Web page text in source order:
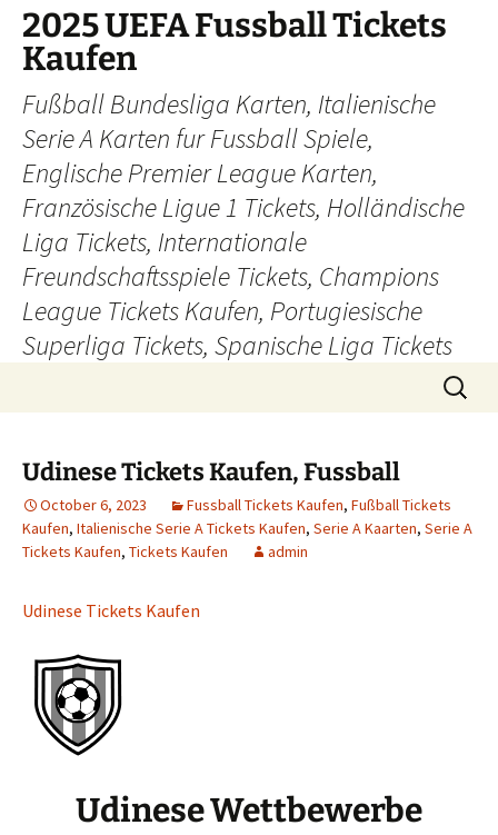
Skip
content
2025 UEFA Fussball Tickets
Kaufen
Fußball Bundesliga Karten, Italienische
Serie A Karten fur Fussball Spiele,
Englische Premier League Karten,
Französische Ligue 1 Tickets, Holländische
Liga Tickets, Internationale
Freundschaftsspiele Tickets, Champions
League Tickets Kaufen, Portugiesische
Superliga Tickets, Spanische Liga Tickets
Search
for:
Udinese Tickets Kaufen, Fussball
October 6, 2023 Fussball Tickets Kaufen, Fußball Tickets
Kaufen, Italienische Serie A Tickets Kaufen, Serie A Kaarten, Serie A
Tickets Kaufen, Tickets Kaufen admin
Udinese Tickets Kaufen
Udinese Wettbewerbe